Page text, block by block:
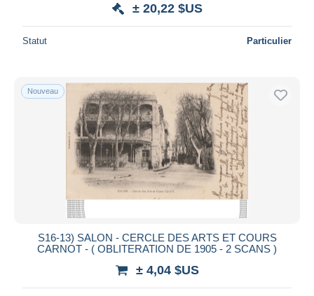
± 20,22 $US
Statut Particulier
Nouveau
S16-13) SALON - CERCLE DES ARTS ET COURS
CARNOT - ( OBLITERATION DE 1905 - 2 SCANS )
± 4,04 $US